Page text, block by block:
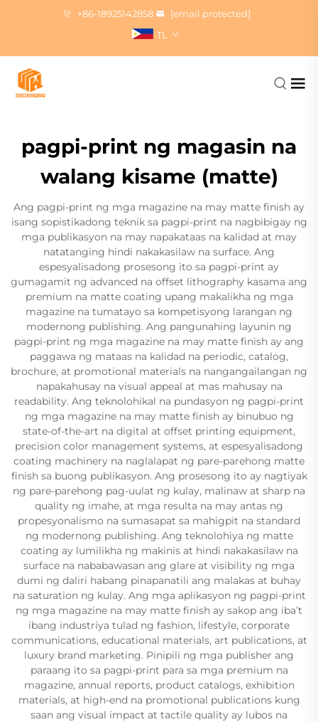
+86-18925142858
[email protected]
TL
pagpi-print ng magasin na
walang kisame (matte)
Ang pagpi-print ng mga magazine na may matte finish ay
isang sopistikadong teknik sa pagpi-print na nagbibigay ng
mga publikasyon na may napakataas na kalidad at may
natatanging hindi nakakasilaw na surface. Ang
espesyalisadong prosesong ito sa pagpi-print ay
gumagamit ng advanced na offset lithography kasama ang
premium na matte coating upang makalikha ng mga
magazine na tumatayo sa kompetisyong larangan ng
modernong publishing. Ang pangunahing layunin ng
pagpi-print ng mga magazine na may matte finish ay ang
paggawa ng mataas na kalidad na periodic, catalog,
brochure, at promotional materials na nangangailangan ng
napakahusay na visual appeal at mas mahusay na
readability. Ang teknolohikal na pundasyon ng pagpi-print
ng mga magazine na may matte finish ay binubuo ng
state-of-the-art na digital at offset printing equipment,
precision color management systems, at espesyalisadong
coating machinery na naglalapat ng pare-parehong matte
finish sa buong publikasyon. Ang prosesong ito ay nagtiyak
ng pare-parehong pag-uulat ng kulay, malinaw at sharp na
quality ng imahe, at mga resulta na may antas ng
propesyonalismo na sumasapat sa mahigpit na standard
ng modernong publishing. Ang teknolohiya ng matte
coating ay lumilikha ng makinis at hindi nakakasilaw na
surface na nababawasan ang glare at visibility ng mga
dumi ng daliri habang pinapanatili ang malakas at buhay
na saturation ng kulay. Ang mga aplikasyon ng pagpi-print
ng mga magazine na may matte finish ay sakop ang iba’t
ibang industriya tulad ng fashion, lifestyle, corporate
communications, educational materials, art publications, at
luxury brand marketing. Pinipili ng mga publisher ang
paraang ito sa pagpi-print para sa mga premium na
magazine, annual reports, product catalogs, exhibition
materials, at high-end na promotional publications kung
saan ang visual impact at tactile quality ay lubos na